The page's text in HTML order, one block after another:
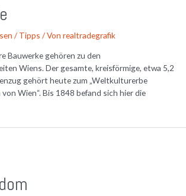
/ Tipps / Von realtradegrafik
Bauwerke gehören zu den
Wiens. Der gesamte, kreisförmige, etwa 5,2
gehört heute zum „Weltkulturerbe
Wien“. Bis 1848 befand sich hier die